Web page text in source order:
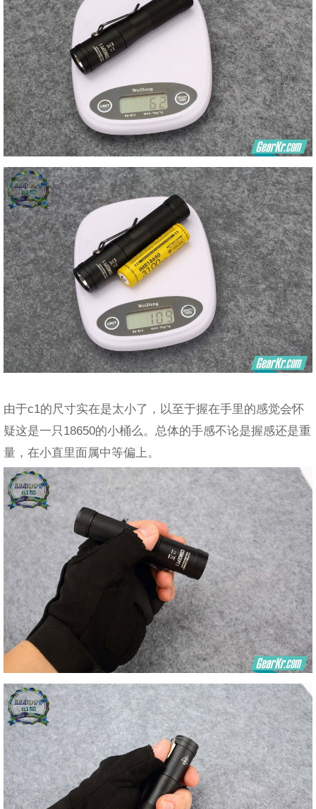
由于c1的尺寸实在是太小了，以至于握在手里的感觉会怀
疑这是一只18650的小桶么。总体的手感不论是握感还是重
量，在小直里面属中等偏上。